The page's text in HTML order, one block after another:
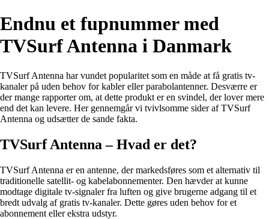
Endnu et fupnummer med
TVSurf Antenna i Danmark
TVSurf Antenna har vundet popularitet som en måde at få gratis tv-
kanaler på uden behov for kabler eller parabolantenner. Desværre er
der mange rapporter om, at dette produkt er en svindel, der lover mere
end det kan levere. Her gennemgår vi tvivlsomme sider af TVSurf
Antenna og udsætter de sande fakta.
TVSurf Antenna – Hvad er det?
TVSurf Antenna er en antenne, der markedsføres som et alternativ til
traditionelle satellit- og kabelabonnementer. Den hævder at kunne
modtage digitale tv-signaler fra luften og give brugerne adgang til et
bredt udvalg af gratis tv-kanaler. Dette gøres uden behov for et
abonnement eller ekstra udstyr.